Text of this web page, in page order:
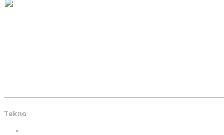
Tekno